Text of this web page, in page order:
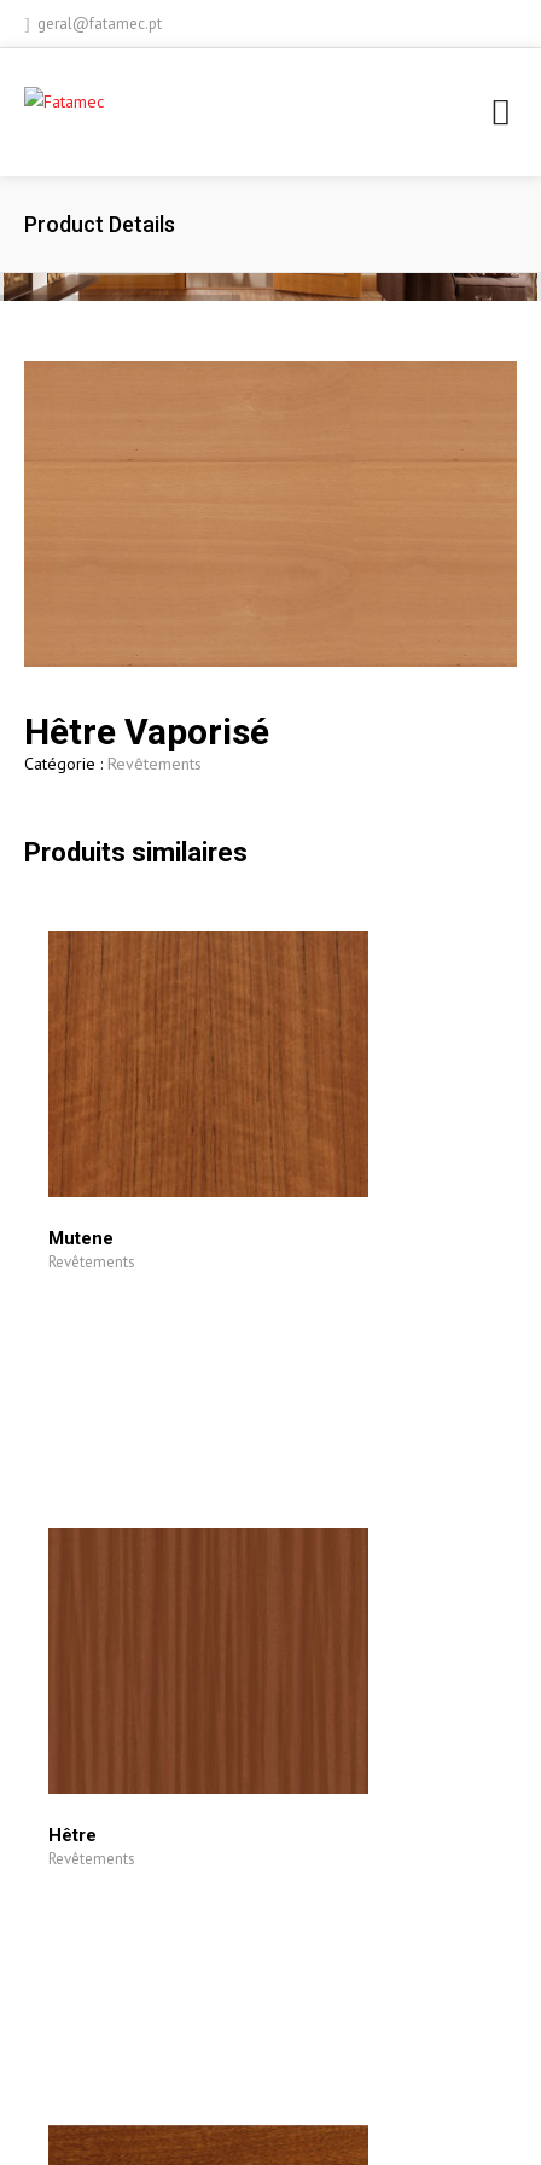
geral@fatamec.pt
Product Details
Hêtre Vaporisé
Catégorie : Revêtements
Produits similaires
Mutene
Revêtements
Hêtre
Revêtements